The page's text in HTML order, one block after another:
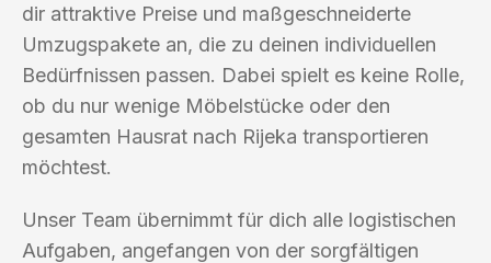
dir attraktive Preise und maßgeschneiderte
Umzugspakete an, die zu deinen individuellen
Bedürfnissen passen. Dabei spielt es keine Rolle,
ob du nur wenige Möbelstücke oder den
gesamten Hausrat nach Rijeka transportieren
möchtest.
Unser Team übernimmt für dich alle logistischen
Aufgaben, angefangen von der sorgfältigen